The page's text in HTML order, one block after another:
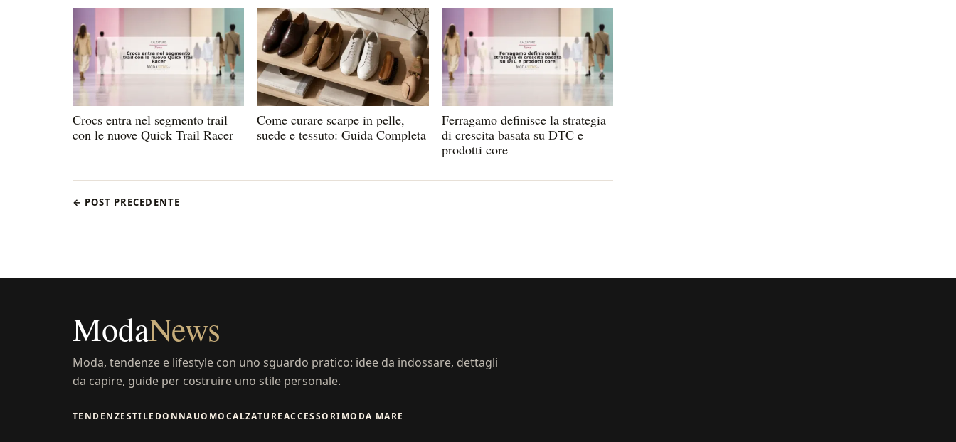
Crocs entra nel segmento trail
con le nuove Quick Trail Racer
Come curare scarpe in pelle,
suede e tessuto: Guida Completa
Ferragamo definisce la strategia
di crescita basata su DTC e
prodotti core
← POST PRECEDENTE
ModaNews
Moda, tendenze e lifestyle con uno sguardo pratico: idee da indossare, dettagli
da capire, guide per costruire uno stile personale.
TENDENZESTILE DONNAUOMOCALZATUREACCESSORIMODA MARE